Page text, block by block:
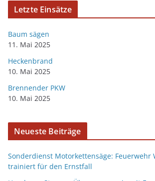
Letzte Einsätze
Baum sägen
11. Mai 2025
Heckenbrand
10. Mai 2025
Brennender PKW
10. Mai 2025
Neueste Beiträge
Sonderdienst Motorkettensäge: Feuerwehr
trainiert für den Ernstfall